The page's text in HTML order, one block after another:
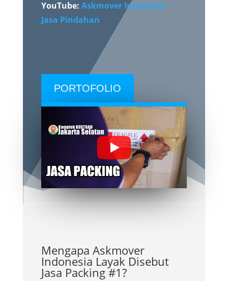
YouTube: Askmover Indonesia –
Jasa Pindahan
PORTOFOLIO
Mengapa Askmover
Indonesia Layak Disebut
Jasa Packing #1?